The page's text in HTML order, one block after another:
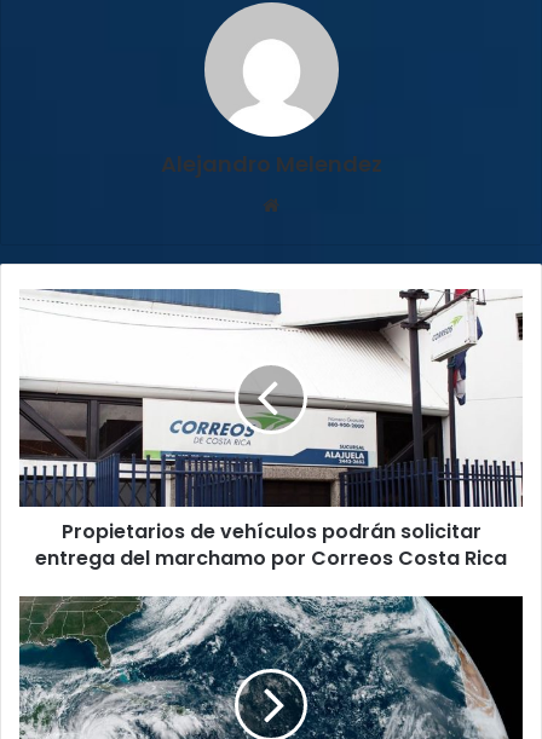
Alejandro Melendez
Propietarios
podrán
solicitar
entrega
del
marchamo
por
Correos
Costa
Propietarios de vehículos podrán solicitar
entrega del marchamo por Correos Costa Rica
ETA
sube
a
categoría
4